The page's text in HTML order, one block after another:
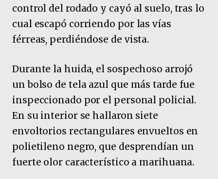
control del rodado y cayó al suelo, tras lo
cual escapó corriendo por las vías
férreas, perdiéndose de vista.
Durante la huida, el sospechoso arrojó
un bolso de tela azul que más tarde fue
inspeccionado por el personal policial.
En su interior se hallaron siete
envoltorios rectangulares envueltos en
polietileno negro, que desprendían un
fuerte olor característico a marihuana.